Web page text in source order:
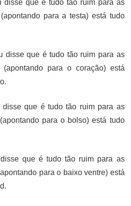
disse que é tudo tão ruim para as
para a testa) está tudo
disse que é tudo tão ruim para as
(apontando para o coração) está
que é tudo tão ruim para as
para o bolso) está tudo
que é tudo tão ruim para as
para o baixo ventre) está